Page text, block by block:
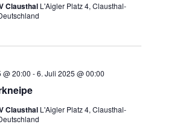
Clausthal L'Aigler Platz 4, Clausthal-
@ 20:00 -6. Juli 2025 @ 00:00
Clausthal L'Aigler Platz 4, Clausthal-